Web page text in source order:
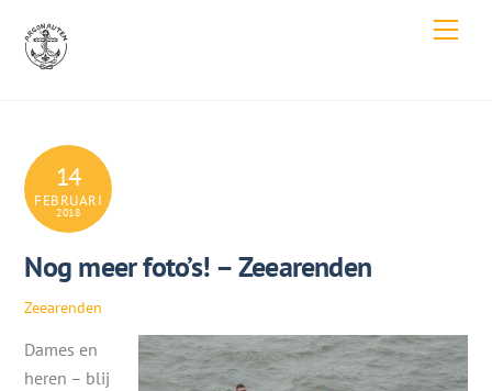
content
14
FEBRUARI
2018
Nog meer foto’s! – Zeearenden
Zeearenden
Dames en
heren – blij